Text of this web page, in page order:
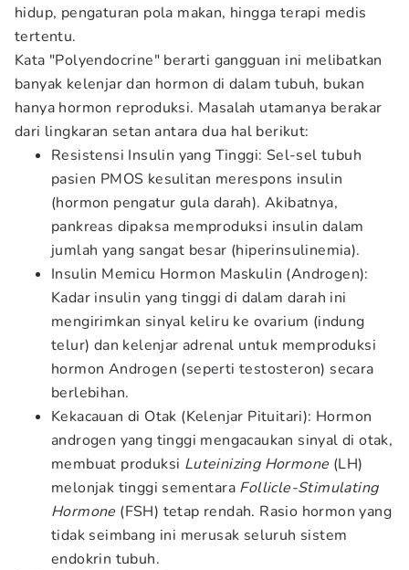
hidup, pengaturan pola makan, hingga terapi medis
tertentu.
Kata "Polyendocrine" berarti gangguan ini melibatkan
banyak kelenjar dan hormon di dalam tubuh, bukan
hanya hormon reproduksi. Masalah utamanya berakar
dari lingkaran setan antara dua hal berikut:
Resistensi Insulin yang Tinggi: Sel-sel tubuh
pasien PMOS kesulitan merespons insulin
(hormon pengatur gula darah). Akibatnya,
pankreas dipaksa memproduksi insulin dalam
jumlah yang sangat besar (hiperinsulinemia).
Insulin Memicu Hormon Maskulin (Androgen):
Kadar insulin yang tinggi di dalam darah ini
mengirimkan sinyal keliru ke ovarium (indung
telur) dan kelenjar adrenal untuk memproduksi
hormon Androgen (seperti testosteron) secara
berlebihan.
Kekacauan di Otak (Kelenjar Pituitari): Hormon
androgen yang tinggi mengacaukan sinyal di otak,
membuat produksi Luteinizing Hormone (LH)
melonjak tinggi sementara Follicle-Stimulating
Hormone (FSH) tetap rendah. Rasio hormon yang
tidak seimbang ini merusak seluruh sistem
endokrin tubuh.